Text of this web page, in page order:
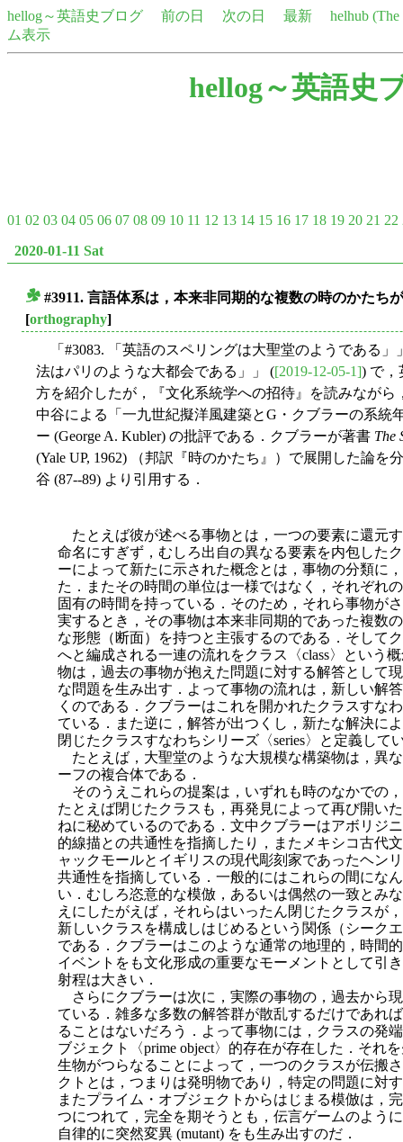
hellog～英語史ブログ 前の日 次の日 最新
helhub
ム表示
hellog～英語史
01 02 03 04 05 06 07 08 09 10 11 12 13 14 15 16 17 18 19 20 21 22
2020-01-11 Sat
#3911. 言語体系は，本来非同期的な複数の時のかたち
[orthography]
「#3083. 「英語のスペリングは大聖堂のようである」
法はパリのような大都会である」」 ([2019-12-05-1]) で，
方を紹介したが，『文化系統学への招待』を読みなが
中谷による「一九世紀擬洋風建築とG・クブラーの系統
ー (George A. Kubler) の批評である．クブラーが著書 The
(Yale UP, 1962) （邦訳『時のかたち』）で展開した論
谷 (87--89) より引用する．
たとえば彼が述べる事物とは，一つの要素に還元
命名にすぎず，むしろ出自の異なる要素を内包した
ーによって新たに示された概念とは，事物の分類に
た．またその時間の単位は一様ではなく，それぞれ
固有の時間を持っている．そのため，それら事物が
実するとき，その事物は本来非同期的であった複数
な形態（断面）を持つと主張するのである．そして
へと編成される一連の流れをクラス〈class〉という
物は，過去の事物が抱えた問題に対する解答として
な問題を生み出す．よって事物の流れは，新しい解
くのである．クブラーはこれを開かれたクラスすな
ている．また逆に，解答が出つくし，新たな解決に
閉じたクラスすなわちシリーズ〈series〉と定義して
たとえば，大聖堂のような大規模な構築物は，異
ーフの複合体である．
そのうえこれらの提案は，いずれも時のなかでの
たとえば閉じたクラスも，再発見によって再び開い
ねに秘めているのである．文中クブラーはアボリジ
的線描との共通性を指摘したり，またメキシコ古代
ャックモールとイギリスの現代彫刻家であったヘン
共通性を指摘している．一般的にはこれらの間にな
い．むしろ恣意的な模倣，あるいは偶然の一致とみ
えにしたがえば，それらはいったん閉じたクラスが
新しいクラスを構成しはじめるという関係（シーク
である．クブラーはこのような通常の地理的，時間
イベントをも文化形成の重要なモーメントとして引
射程は大きい．
さらにクブラーは次に，実際の事物の，過去から
ている．雑多な多数の解答群が散乱するだけであれ
ることはないだろう．よって事物には，クラスの
ブジェクト〈prime object〉的存在が存在した．それ
生物がつらなることによって，一つのクラスが伝搬
クトとは，つまりは発明物であり，特定の問題に対
またプライム・オブジェクトからはじまる模倣は，
つにつれて，完全を期そうとも，伝言ゲームのよう
自律的に突然変異 (mutant) をも生み出すのだ．